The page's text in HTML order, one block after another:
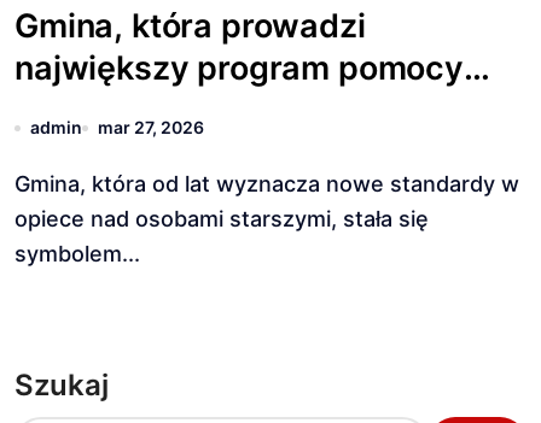
Gmina, która prowadzi
największy program pomocy
seniorom.
admin mar 27, 2026
Gmina, która od lat wyznacza nowe standardy w
opiece nad osobami starszymi, stała się
symbolem...
Szukaj